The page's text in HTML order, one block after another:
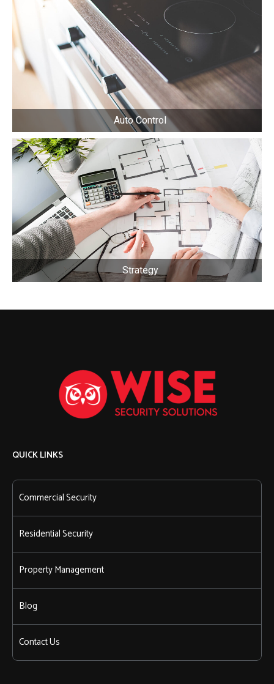
Auto Control
Strategy
QUICK LINKS
Commercial Security
Residential Security
Property Management
Blog
Contact Us